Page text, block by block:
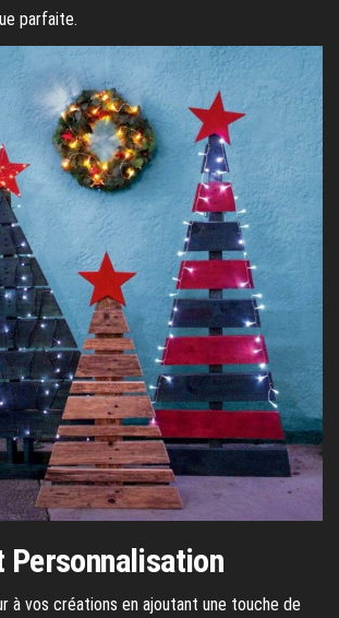
parfaite.
Personnalisation
à vos créations en ajoutant une touche de